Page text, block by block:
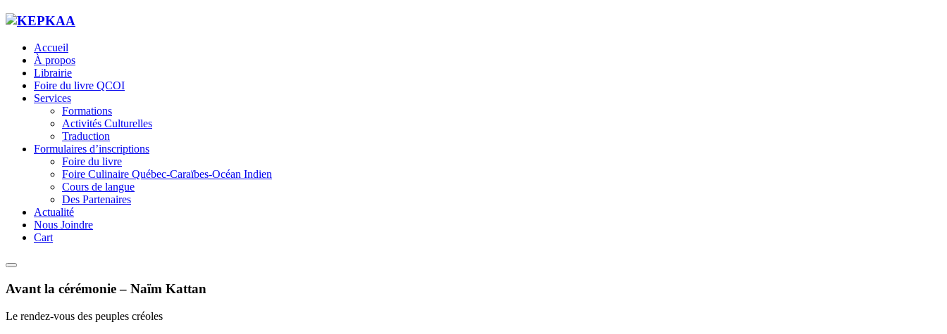
Accueil
À propos
Librairie
Foire du livre QCOI
Services
Formations
Activités Culturelles
Traduction
Formulaires d’inscriptions
Foire du livre
Foire Culinaire Québec-Caraïbes-Océan Indien
Cours de langue
Des Partenaires
Actualité
Nous Joindre
Cart
Avant la cérémonie – Naïm Kattan
Le rendez-vous des peuples créoles